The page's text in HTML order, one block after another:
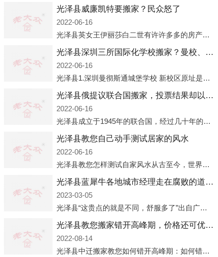
光泽县威廉凯特要搬家？民众怒了
2022-06-16
光泽县英女王伊丽莎白二世有许许多多的房产，遍布英国各地。而作为英女王的亲孙子、未来的英国国王，威廉王子自然也能享受到女王的房产。目前，威廉凯特以及三个孩子有两个经常居住的地点，一处是位于伦敦的肯辛顿宫，一处
光泽县深圳三所国际化学校搬家？曼校、QSI、南山中英文搬走了
2022-06-16
光泽县1.深圳曼彻斯通城堡学校 新校区原址是蛇口国际据悉，此次曼彻斯通城堡学校搬迁到蛇口新校区的开办与蛇口外籍人员子女学校（蛇口国际）有很大的关联。2021年，太子湾实验部就宣布在2022年正式并入蛇口外籍
光泽县俄提议联合国搬家，投票结果却以惨败收场
2022-06-16
光泽县成立于1945年的联合国，经过几十年的发展，如今拥有193个成员国。拥有如此众多会员国的联合国，可以说是世界上最具代表性的国际组织，也是世界上分量最重、有着较高话语权的国际组织。但以美国为首的西方国家
光泽县教您自己动手测试居家的风水
2022-06-16
光泽县教您怎样测试自家风水从古至今，世界各地的人们都在研究人在乾坤中的位置以及它们所形成的关系。通过探究季节转换、星象变化，并且在所观测到的自然规律的指导下，人们开始认识到居住在不同住宅中的人，其一生中的财
光泽县蓝犀牛各地城市经理走在腐败的道路上
2023-03-05
光泽县“这贵点的就是不同，舒服多了”出自广州运营邓经理的口中。2023年开年刚出来，三个司机（加盟蓝犀牛的个人队伍）便请广州经理去佛山娱乐场所大消费了一次，据知悉一晚消费达一万多，由三人平摊费用，燃鹅这样的
光泽县教您搬家错开高峰期，价格还可优惠！
2022-08-14
光泽县中迁搬家教您如何错开高峰期：如何错开高峰期搬家，中迁搬家做了一些电话数据统计和分析，发现市民中午2点左右访问网站的人是最多的，电话咨询是早上9点左右是最多的，预约搬家周六和周日是最多的，网上QQ微